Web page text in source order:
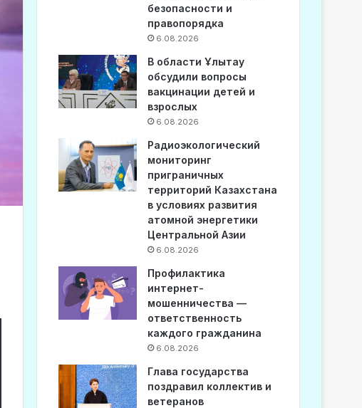
безопасности и
правопорядка
6.08.2026
В области Ұлытау
обсудили вопросы
вакцинации детей и
взрослых
6.08.2026
Радиоэкологический
мониторинг
приграничных
территорий Казахстана
в условиях развития
атомной энергетики
Центральной Азии
6.08.2026
Профилактика
интернет-
мошенничества —
ответственность
каждого гражданина
6.08.2026
Глава государства
поздравил коллектив и
ветеранов